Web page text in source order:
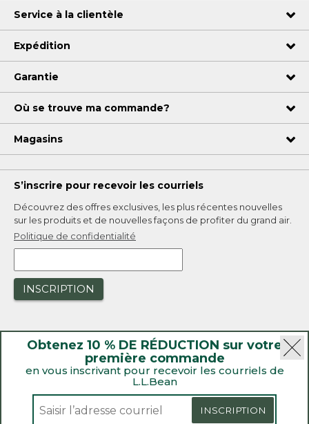
Obtenez 10 % DE RÉDUCTION sur votre
première commande
en vous inscrivant pour recevoir les courriels de
L.L.Bean
INSCRIPTION
Service à la clientèle
Expédition
Garantie
Où se trouve ma commande?
Magasins
S’inscrire pour recevoir les courriels
Découvrez des offres exclusives, les plus récentes nouvelles
sur les produits et de nouvelles façons de profiter du grand air.
Politique de confidentialité
INSCRIPTION
|
Rappels de produit
Loi sur la transparence de la Californie et du Royaume-Uni